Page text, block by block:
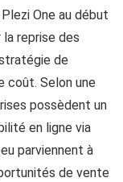
One au début
la reprise des
de
coût. Selon une
possèdent un
en ligne via
parviennent à
de vente